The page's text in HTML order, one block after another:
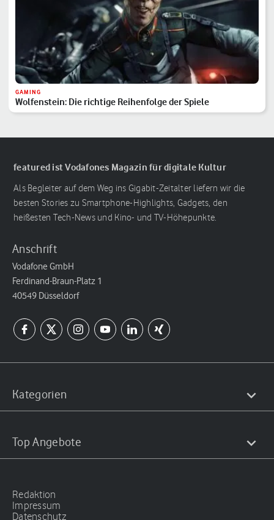
GAMING
Wolfenstein: Die richtige Reihenfolge der Spiele
featured ist Vodafones Magazin für digitale Kultur
Als Begleiter auf dem Weg ins Gigabit-Zeitalter liefern wir die
besten Stories zu Smartphone-Highlights, Gadgets, den
heißesten Tech-News und Kino- und TV-Höhepunkte.
Anschrift
Vodafone GmbH
Ferdinand-Braun-Platz 1
40549 Düsseldorf
Kategorien
Top Angebote
Redaktion
Impressum
Datenschutz